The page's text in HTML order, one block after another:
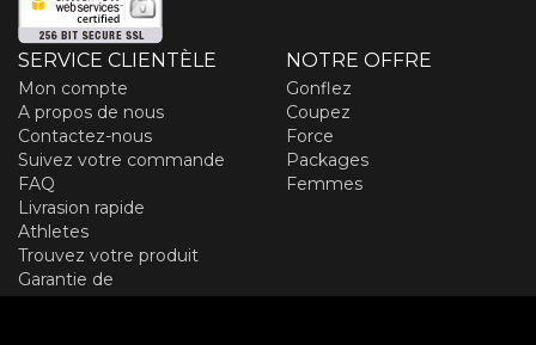
SERVICE CLIENTÈLE
Mon compte
A propos de nous
Contactez-nous
Suivez votre commande
FAQ
Livrasion rapide
Athletes
Trouvez votre produit
Garantie de
remboursement
NOTRE OFFRE
Gonflez
Coupez
Force
Packages
Femmes